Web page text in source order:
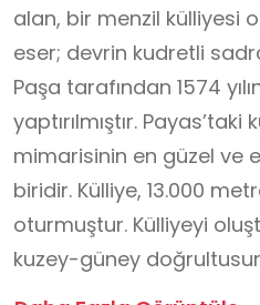
alan, bir menzil külliyesi
eser; devrin kudretli
Paşa tarafından 1574
yaptırılmıştır.
mimarisinin en güzel ve
biridir. Külliye, 13.000
oturmuştur. Külliyeyi
kuzey-güney
oluşan "rasta"dır. Arasta doğusundan "han’’,